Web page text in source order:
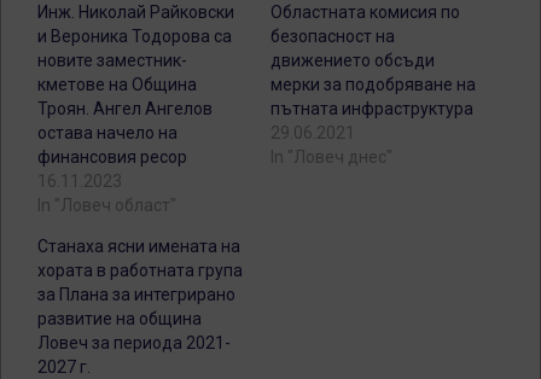
Инж. Николай Райковски
и Вероника Тодорова са
новите заместник-
кметове на Община
Троян. Ангел Ангелов
остава начело на
финансовия ресор
16.11.2023
In "Ловеч област"
Областната комисия по
безопасност на
движението обсъди
мерки за подобряване на
пътната инфраструктура
29.06.2021
In "Ловеч днес"
Станаха ясни имената на
хората в работната група
за Плана за интегрирано
развитие на община
Ловеч за периода 2021-
2027 г.